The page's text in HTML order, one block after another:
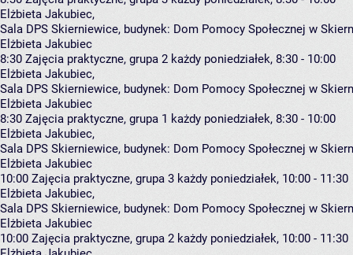
Elżbieta Jakubiec,
Sala DPS Skierniewice, budynek: Dom Pomocy Społecznej w
Elżbieta Jakubiec
8:30 Zajęcia praktyczne, grupa 2 każdy poniedziałek, 8:30 - 10:00
Elżbieta Jakubiec,
Sala DPS Skierniewice, budynek: Dom Pomocy Społecznej w
Elżbieta Jakubiec
8:30 Zajęcia praktyczne, grupa 1 każdy poniedziałek, 8:30 - 10:00
Elżbieta Jakubiec,
Sala DPS Skierniewice, budynek: Dom Pomocy Społecznej w
Elżbieta Jakubiec
10:00 Zajęcia praktyczne, grupa 3 każdy poniedziałek, 10:00 - 11:30
Elżbieta Jakubiec,
Sala DPS Skierniewice, budynek: Dom Pomocy Społecznej w
Elżbieta Jakubiec
10:00 Zajęcia praktyczne, grupa 2 każdy poniedziałek, 10:00 - 11:30